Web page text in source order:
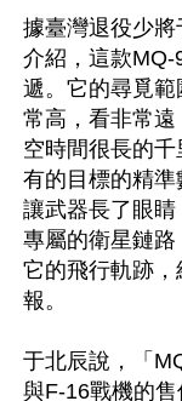
據臺灣退役少
介紹，這款
遞。它的尋覓
常高，看非常遠
空時間很長的
有的目標的精
讓武器長了眼
專屬的衛星鏈
它的飛行軌跡
報。
于北辰說，「
與F-16戰機的